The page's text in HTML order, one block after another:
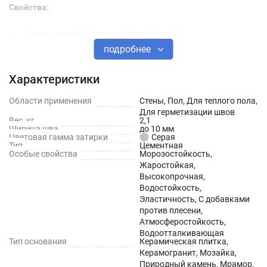
Свойства:
обладает усиленным противогрибковым эффектом
устойчива к загрязнению, легко моется;
эластичная, устойчива к деформациям;
обладает высокой стойкостью к истиранию;
обладает высокой стойкостью цвета;
может применяться на полах с подогревом;
пригодна для внутренних и наружных работ;
подробнее
Характеристики
Области применения
Стены, Пол, Для теплого пола,
Для герметизации швов
Вес, кг
2,1
Ширина шва
до 10 мм
Цветовая гамма затирки
Серая
Тип
Цементная
Особые свойства
Морозостойкость,
Жаростойкая,
Высокопрочная,
Водостойкость,
Эластичность, С добавками
против плесени,
Атмосферостойкость,
Водоотталкивающая
Тип основания
Керамическая плитка,
Керамогранит, Мозайка,
Природный камень, Мрамор,